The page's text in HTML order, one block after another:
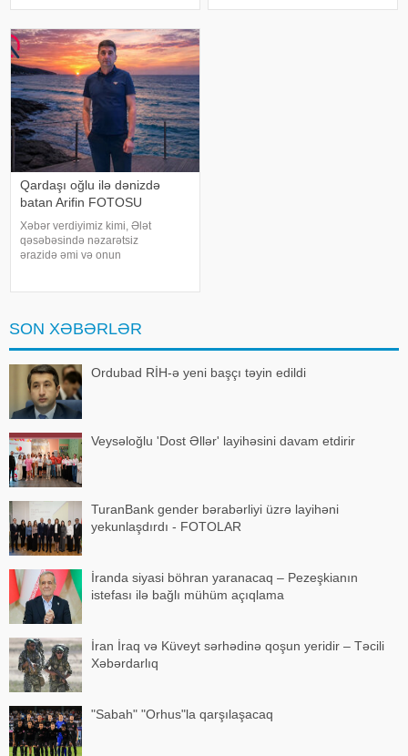
istinadən xəbər verir ki, poli
Qardaşı oğlu ilə dənizdə
batan Arifin FOTOSU
Xəbər verdiyimiz kimi, Ələt
qəsəbəsində nəzarətsiz
ərazidə əmi və onun
yaşlı Əlihəsənov Həsən Asi
SON XƏBƏRLƏR
Ordubad RİH-ə yeni başçı təyin edildi
Veysəloğlu 'Dost Əllər' layihəsini davam etdirir
TuranBank gender bərabərliyi üzrə layihəni
yekunlaşdırdı - FOTOLAR
İranda siyasi böhran yaranacaq – Pezeşkianın
istefası ilə bağlı mühüm açıqlama
İran İraq və Küveyt sərhədinə qoşun yeridir – Təcili
Xəbərdarlıq
"Sabah" "Orhus"la qarşılaşacaq